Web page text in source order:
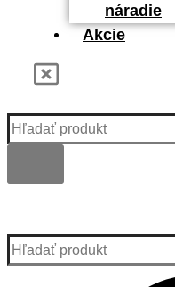
náradie
Akcie